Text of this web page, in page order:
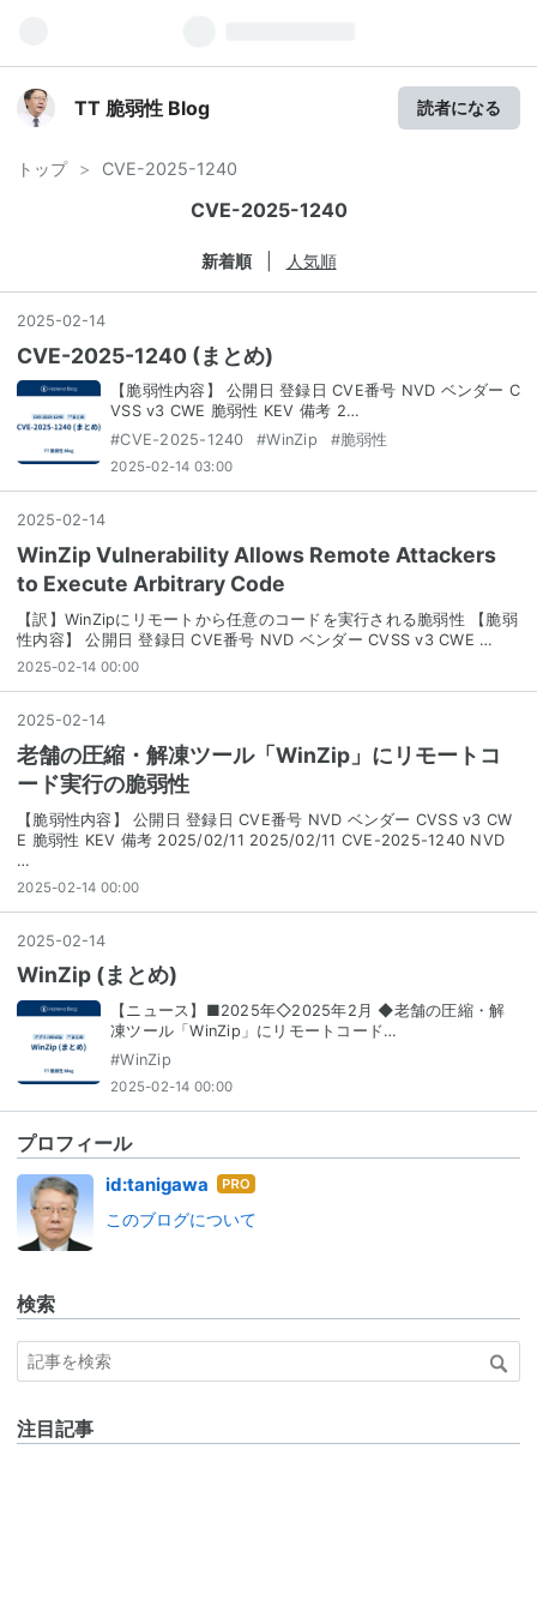
TT 脆弱性 Blog 読者になる
トップ > CVE-2025-1240
CVE-2025-1240
新着順 人気順
2025-02-14
CVE-2025-1240 (まとめ)
【脆弱性内容】 公開日 登録日 CVE番号 NVD ベンダー C
VSS v3 CWE 脆弱性 KEV 備考 2…
#CVE-2025-1240 #WinZip #脆弱性
2025-02-14 03:00
2025-02-14
WinZip Vulnerability Allows Remote Attackers
to Execute Arbitrary Code
【訳】WinZipにリモートから任意のコードを実行される脆弱性 【脆弱
性内容】 公開日 登録日 CVE番号 NVD ベンダー CVSS v3 CWE …
2025-02-14 00:00
2025-02-14
老舗の圧縮・解凍ツール「WinZip」にリモートコ
ード実行の脆弱性
【脆弱性内容】 公開日 登録日 CVE番号 NVD ベンダー CVSS v3 CW
E 脆弱性 KEV 備考 2025/02/11 2025/02/11 CVE-2025-1240 NVD
…
2025-02-14 00:00
2025-02-14
WinZip (まとめ)
【ニュース】■2025年◇2025年2月 ◆老舗の圧縮・解
凍ツール「WinZip」にリモートコード…
#WinZip
2025-02-14 00:00
プロフィール
id:tanigawa はて
ログ
このブログについて
検索
注目記事